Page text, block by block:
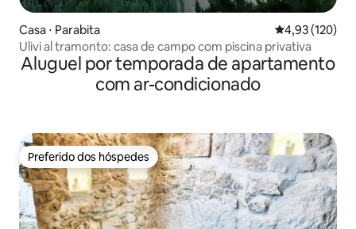
Casa ⋅ Parabita 4,93 de uma
4,93 (120)
Ulivi al tramonto: casa de campo com piscina privativa
Aluguel por temporada de apartamento
com ar-condicionado
Preferido dos hóspedes
Preferido dos hóspedes